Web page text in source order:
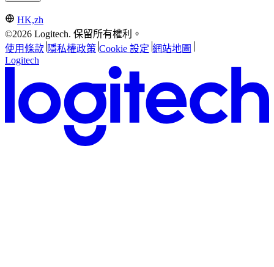
HK,zh
©2026 Logitech. 保留所有權利。
使用條款 隱私權政策 Cookie 設定 網站地圖
Logitech